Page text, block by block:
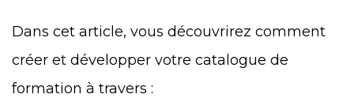
Dans cet article, vous découvrirez comment
créer et développer votre catalogue de
formation à travers :